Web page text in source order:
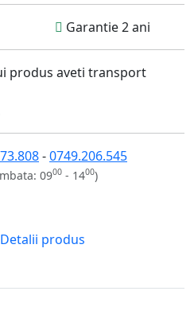
Garantie 2 ani
produs aveti transport
-0749.206.545
0900 - 1400)
Detalii produs